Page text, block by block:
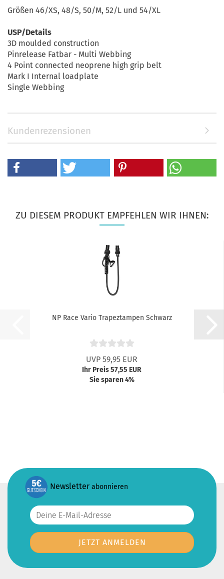
Größen 46/XS, 48/S, 50/M, 52/L und 54/XL
USP/Details
3D moulded construction
Pinrelease Fatbar - Multi Webbing
4 Point connected neoprene high grip belt
Mark I Internal loadplate
Single Webbing
Kundenrezensionen
ZU DIESEM PRODUKT EMPFEHLEN WIR IHNEN:
NP Race Vario Trapeztampen Schwarz
UVP 59,95 EUR
Ihr Preis 57,55 EUR
Sie sparen 4%
Newsletter abonnieren